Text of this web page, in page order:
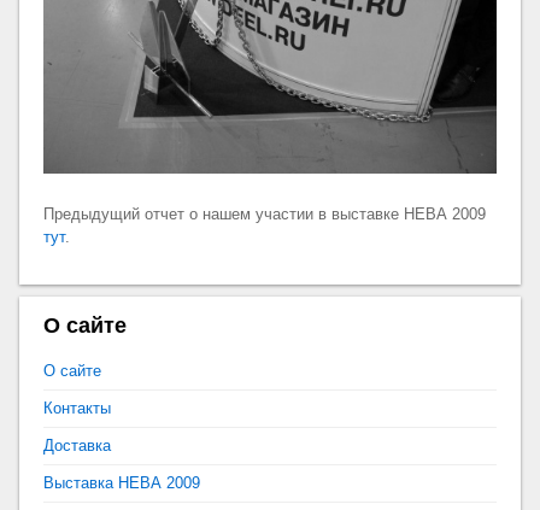
Предыдущий отчет о нашем участии в выставке НЕВА 2009
тут.
О сайте
О сайте
Контакты
Доставка
Выставка НЕВА 2009